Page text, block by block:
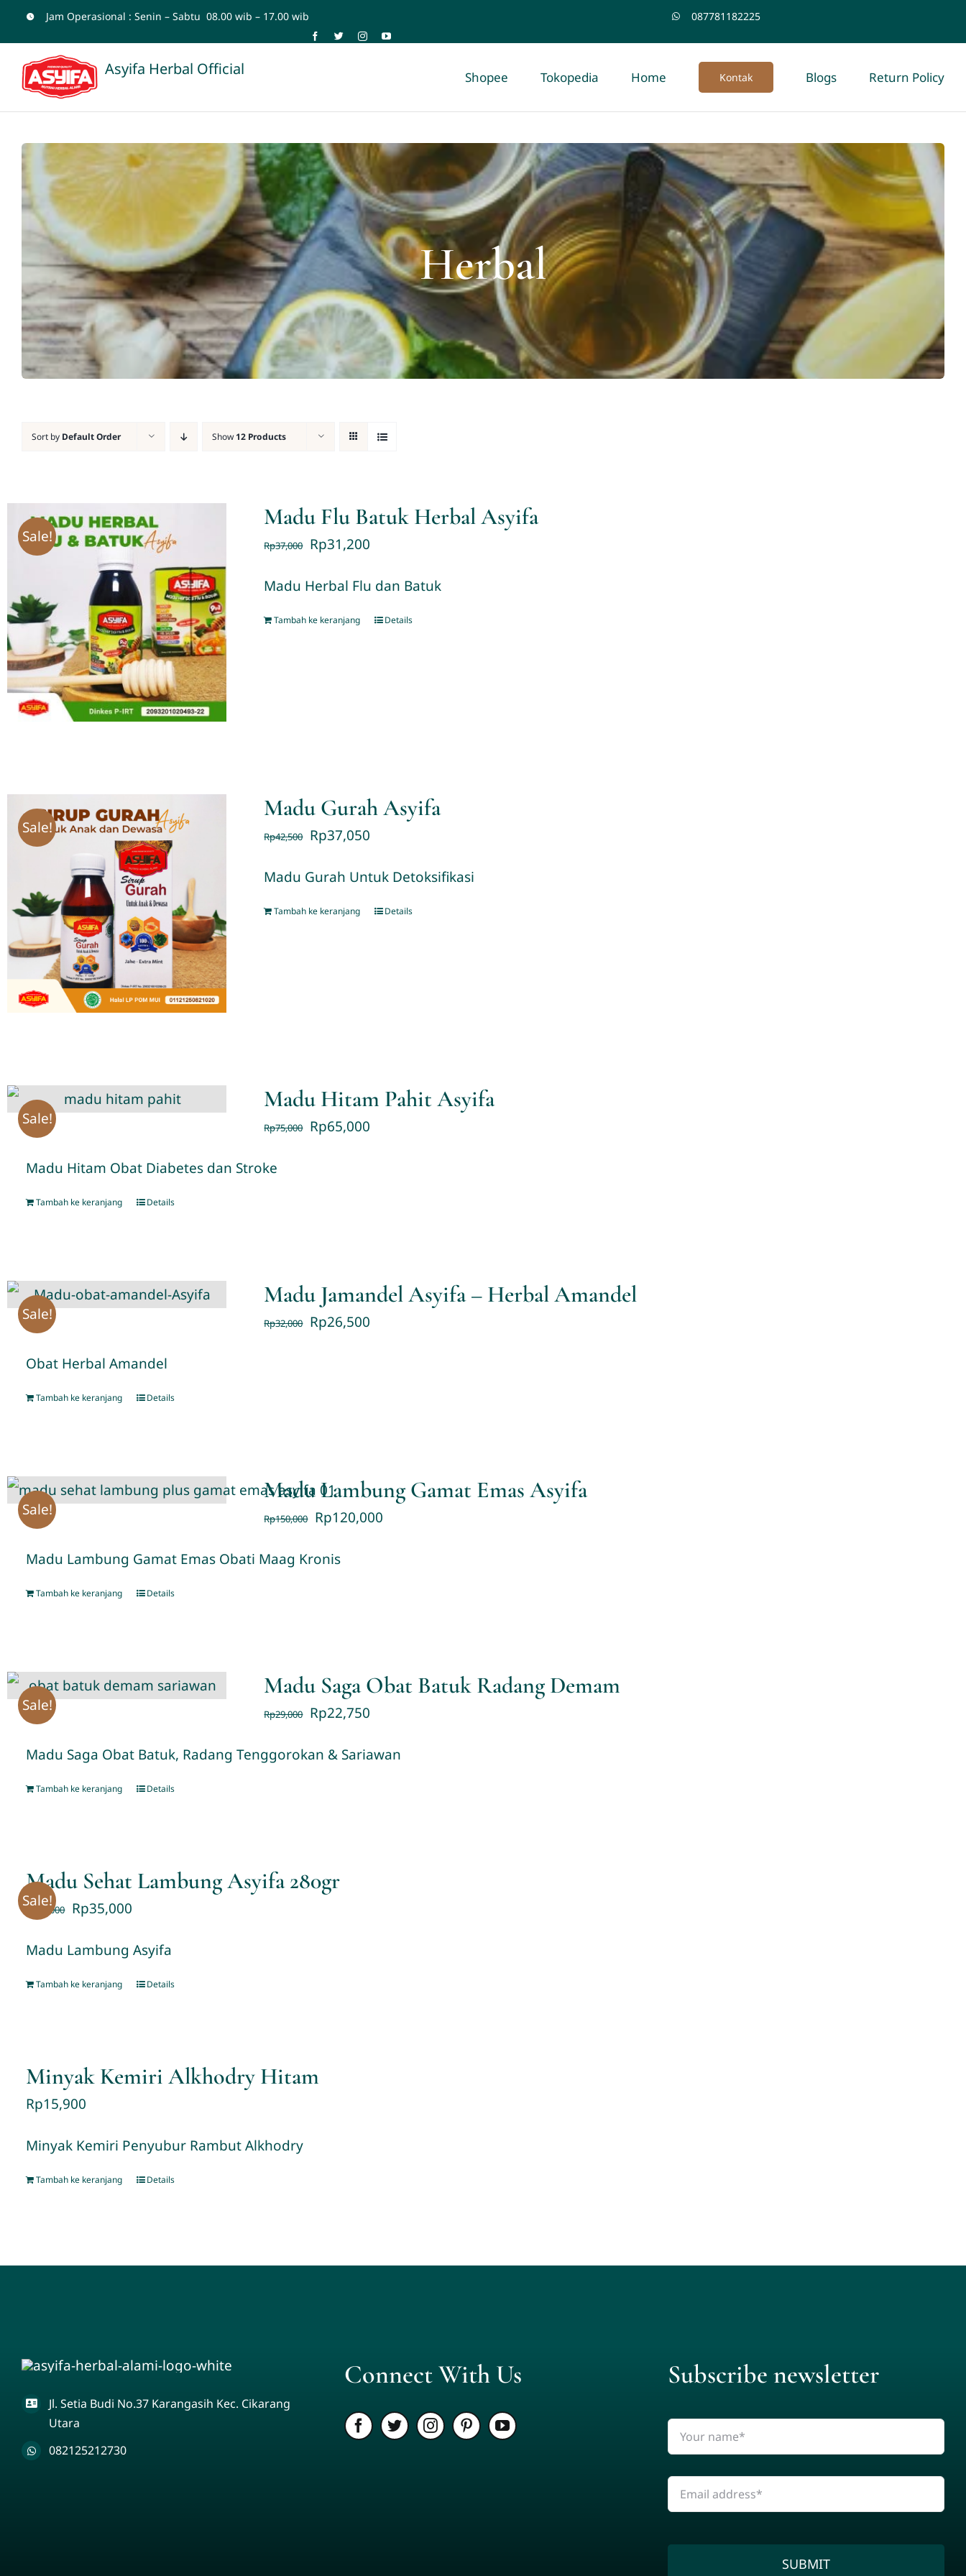
to
content
Jam Operasional : Senin – Sabtu 08.00 wib – 17.00 wib 087781182225
Asyifa Herbal Official Shopee Tokopedia Home Kontak Blogs Return Policy
Herbal
Sort by Default Order Show 12 Products
Sale!
Madu Flu Batuk Herbal Asyifa
Rp37,000 Rp31,200
Madu Herbal Flu dan Batuk
Tambah ke keranjang Details
Sale!
Madu Gurah Asyifa
Rp42,500 Rp37,050
Madu Gurah Untuk Detoksifikasi
Tambah ke keranjang Details
Sale!
Madu Hitam Pahit Asyifa
Rp75,000 Rp65,000
Madu Hitam Obat Diabetes dan Stroke
Tambah ke keranjang Details
Sale!
Madu Jamandel Asyifa – Herbal Amandel
Rp32,000 Rp26,500
Obat Herbal Amandel
Tambah ke keranjang Details
Sale!
Madu Lambung Gamat Emas Asyifa
Rp150,000 Rp120,000
Madu Lambung Gamat Emas Obati Maag Kronis
Tambah ke keranjang Details
Sale!
Madu Saga Obat Batuk Radang Demam
Rp29,000 Rp22,750
Madu Saga Obat Batuk, Radang Tenggorokan & Sariawan
Tambah ke keranjang Details
Sale!
Madu Sehat Lambung Asyifa 280gr
Rp55,000 Rp35,000
Madu Lambung Asyifa
Tambah ke keranjang Details
Minyak Kemiri Alkhodry Hitam
Rp15,900
Minyak Kemiri Penyubur Rambut Alkhodry
Tambah ke keranjang Details
Jl. Setia Budi No.37 Karangasih Kec. Cikarang
Utara
082125212730
Connect With Us Subscribe newsletter
SUBMIT